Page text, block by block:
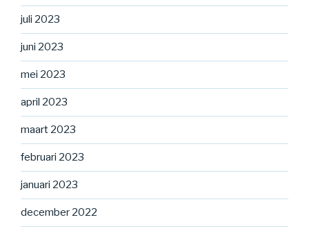
juli 2023
juni 2023
mei 2023
april 2023
maart 2023
februari 2023
januari 2023
december 2022